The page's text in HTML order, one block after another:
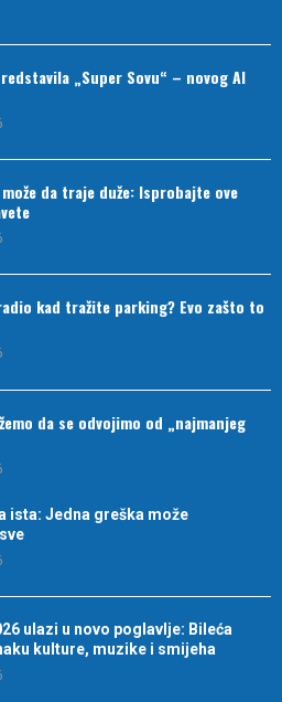
„Super Sovu“ – novog AI
može da traje duže: Isprobajte ove
kad tražite parking? Evo zašto to
da se odvojimo od „najmanjeg
ista: Jedna greška može
ulazi u novo poglavlje: Bileća
kulture, muzike i smijeha